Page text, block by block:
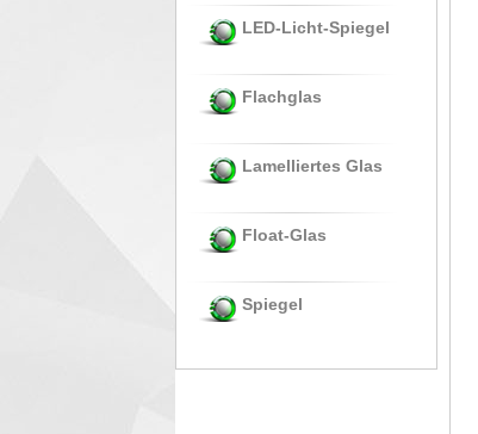
LED-Licht-Spiegel
Flachglas
Lamelliertes Glas
Float-Glas
Spiegel